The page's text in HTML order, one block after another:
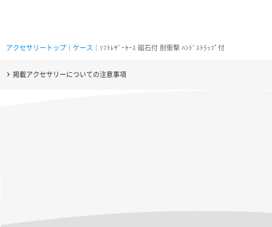
アクセサリートップ ケース ｜ｿﾌﾄﾚｻﾞｰｹｰｽ 磁石付 耐衝撃 ﾊﾝﾄﾞｽﾄﾗｯﾌﾟ付
掲載アクセサリーについての注意事項